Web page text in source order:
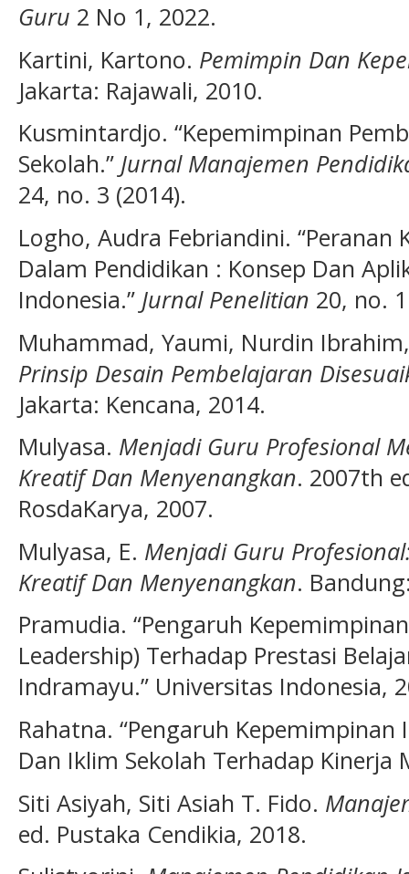
Guru 2 No 1, 2022.
Kartini, Kartono. Pemimpin Dan
Jakarta: Rajawali, 2010.
Kusmintardjo. “Kepemimpinan
Sekolah.” Jurnal Manajemen
24, no. 3 (2014).
Logho, Audra Febriandini.
Dalam Pendidikan : Konsep Dan
Indonesia.” Jurnal Penelitian 20, no.
Muhammad, Yaumi, Nurdin
Prinsip Desain Pembelajaran
Jakarta: Kencana, 2014.
Mulyasa. Menjadi Guru Profesional
Kreatif Dan Menyenangkan. 2007th
RosdaKarya, 2007.
Mulyasa, E. Menjadi Guru
Kreatif Dan Menyenangkan.
Pramudia. “Pengaruh
Leadership) Terhadap Prestasi
Indramayu.” Universitas Indonesia,
Rahatna. “Pengaruh
Dan Iklim Sekolah Terhadap Kinerja
Siti Asiyah, Siti Asiah T. Fido.
ed. Pustaka Cendikia, 2018.